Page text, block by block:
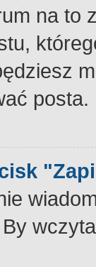
na to
posta.